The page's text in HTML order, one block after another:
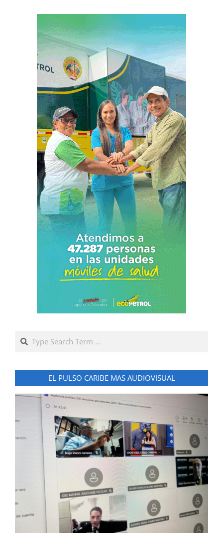
Search
EL PULSO CARIBE MAS AUDIOVISUAL